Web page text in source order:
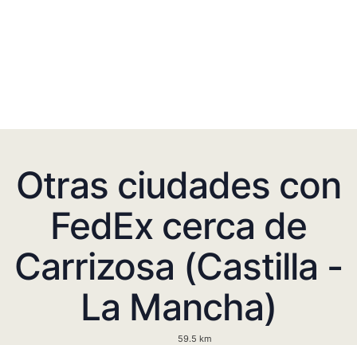
Otras ciudades con
FedEx cerca de
Carrizosa (Castilla -
La Mancha)
59.5 km